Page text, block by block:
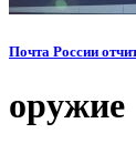
Почта России
оружие